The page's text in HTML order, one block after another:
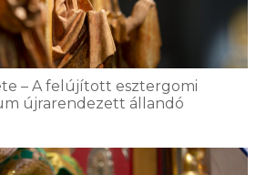
– A felújított esztergomi
újrarendezett állandó